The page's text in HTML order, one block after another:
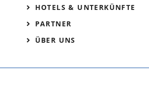
HOTELS & UNTERKÜNFTE
PARTNER
ÜBER UNS